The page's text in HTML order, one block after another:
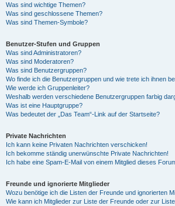
Was sind wichtige Themen?
Was sind geschlossene Themen?
Was sind Themen-Symbole?
Benutzer-Stufen und Gruppen
Was sind Administratoren?
Was sind Moderatoren?
Was sind Benutzergruppen?
Wo finde ich die Benutzergruppen und wie trete ich ihnen
Wie werde ich Gruppenleiter?
Weshalb werden verschiedene Benutzergruppen farbig
Was ist eine Hauptgruppe?
Was bedeutet der „Das Team“-Link auf der Startseite?
Private Nachrichten
Ich kann keine Privaten Nachrichten verschicken!
Ich bekomme ständig unerwünschte Private Nachrichten!
Ich habe eine Spam-E-Mail von einem Mitglied dieses
Freunde und ignorierte Mitglieder
Wozu benötige ich die Listen der Freunde und ignorierten
Wie kann ich Mitglieder zur Liste der Freunde oder zur